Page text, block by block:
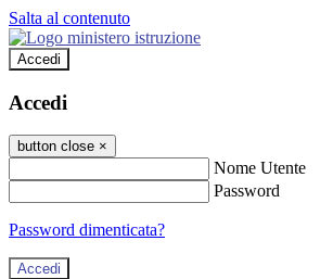
Salta al contenuto
Accedi
Accedi
button close ×
Nome Utente
Password
Password dimenticata?